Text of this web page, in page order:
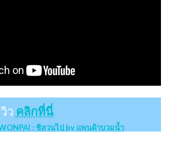
ว คลิกที่นี่
: ชิลวนไป by แพนด้าบวมน้ำ